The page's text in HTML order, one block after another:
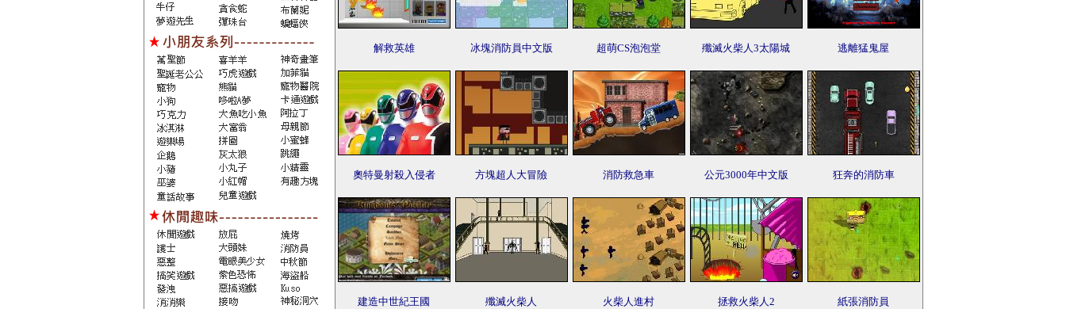
解救英雄 冰塊消防員中文版 超萌CS泡泡堂 殲滅火柴人3太陽城 逃離猛鬼屋
奧特曼射殺入侵者 方塊超人大冒險 消防救急車 公元3000年中文版 狂奔的消防車
建造中世紀王國 殲滅火柴人 火柴人進村 拯救火柴人2 紙張消防員